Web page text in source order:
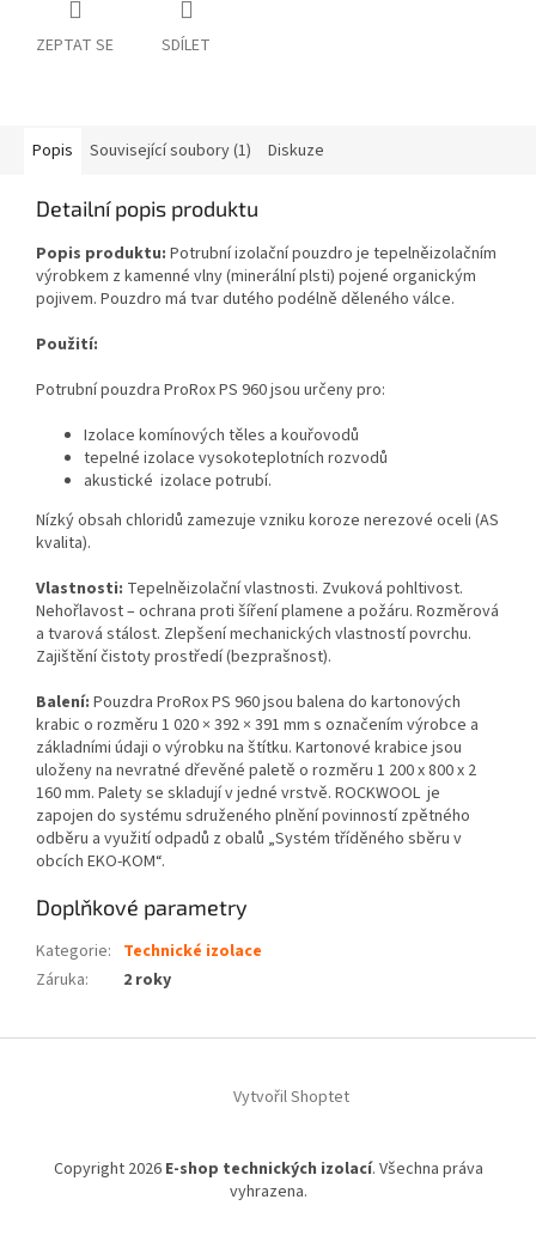
ZEPTAT SE SDÍLET
Popis Související soubory (1) Diskuze
Detailní popis produktu
Popis produktu: Potrubní izolační pouzdro je tepelněizolačním
výrobkem z kamenné vlny (minerální plsti) pojené organickým
pojivem. Pouzdro má tvar dutého podélně děleného válce.
Použití:
Potrubní pouzdra ProRox PS 960 jsou určeny pro:
Izolace komínových těles a kouřovodů
tepelné izolace vysokoteplotních rozvodů
akustické izolace potrubí.
Nízký obsah chloridů zamezuje vzniku koroze nerezové oceli (AS
kvalita).
Vlastnosti: Tepelněizolační vlastnosti. Zvuková pohltivost.
Nehořlavost – ochrana proti šíření plamene a požáru. Rozměrová
a tvarová stálost. Zlepšení mechanických vlastností povrchu.
Zajištění čistoty prostředí (bezprašnost).
Balení: Pouzdra ProRox PS 960 jsou balena do kartonových
krabic o rozměru 1 020 × 392 × 391 mm s označením výrobce a
základními údaji o výrobku na štítku. Kartonové krabice jsou
uloženy na nevratné dřevěné paletě o rozměru 1 200 x 800 x 2
160 mm. Palety se skladují v jedné vrstvě. ROCKWOOL je
zapojen do systému sdruženého plnění povinností zpětného
odběru a využití odpadů z obalů „Systém tříděného sběru v
obcích EKO-KOM“.
Doplňkové parametry
Kategorie: Technické izolace
Záruka: 2 roky
Vytvořil Shoptet
Copyright 2026 E-shop technických izolací. Všechna práva
vyhrazena.